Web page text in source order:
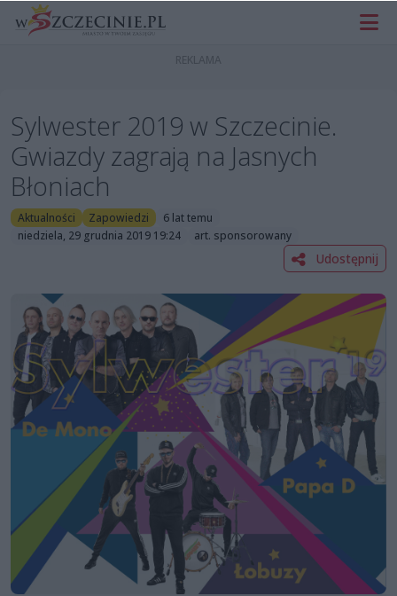
Sylwester 2019 w Szczecinie.
Gwiazdy zagrają na Jasnych
Błoniach
Aktualności Zapowiedzi
6 lat temu
niedziela, 29 grudnia 2019 19:24
art. sponsorowany
Udostępnij